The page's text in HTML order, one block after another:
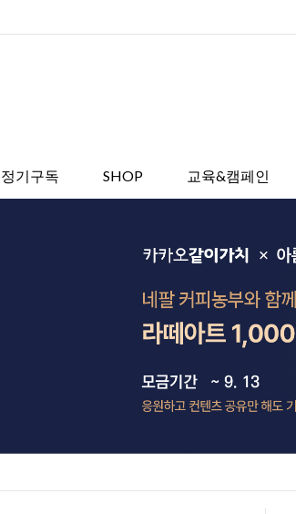
정기구독 SHOP 교육&캠페인